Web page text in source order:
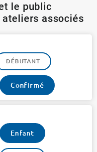
le public
associés
DÉBUTANT
Confirmé
Enfant